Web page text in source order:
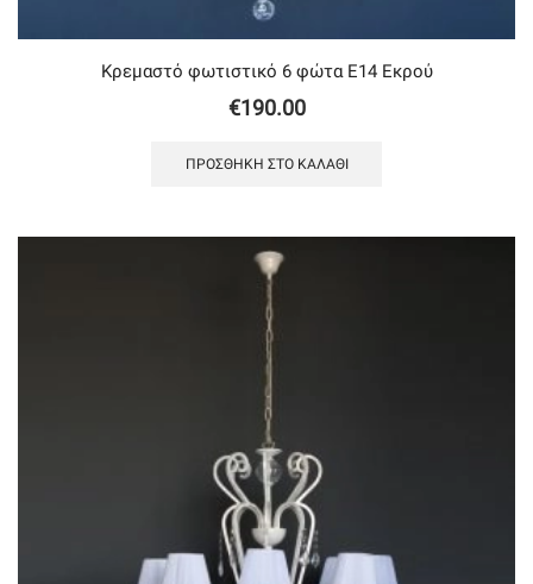
Κρεμαστό φωτιστικό 6 φώτα Ε14 Εκρού
€190.00
ΠΡΟΣΘΉΚΗ ΣΤΟ ΚΑΛΆΘΙ